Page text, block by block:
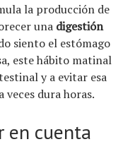
la producción de
una digestión
siento el estómago
este hábito matinal
y a evitar esa
veces dura horas.
en cuenta